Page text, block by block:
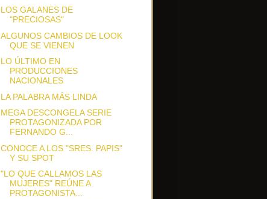
LOS GALANES DE
"PRECIOSAS"
ALGUNOS CAMBIOS DE LOOK
QUE SE VIENEN
LO ÚLTIMO EN
PRODUCCIONES
NACIONALES
LA PALABRA MÁS LINDA
MEGA DESCONGELA SERIE
PROTAGONIZADA POR
FERNANDO G...
CONOCE A LOS "SRES. PAPIS"
Y SU SPOT
"LO QUE CALLAMOS LAS
MUJERES" REÚNE A
PROTAGONISTA...